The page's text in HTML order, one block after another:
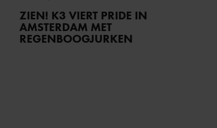
ZIEN! K3 VIERT PRIDE IN
AMSTERDAM MET
REGENBOOGJURKEN